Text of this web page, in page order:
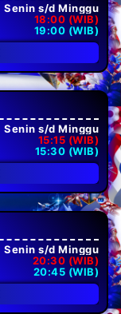
Senin s/d Minggu
18:00 (WIB)
19:00 (WIB)
Senin s/d Minggu
15:15 (WIB)
15:30 (WIB)
Senin s/d Minggu
20:30 (WIB)
20:45 (WIB)